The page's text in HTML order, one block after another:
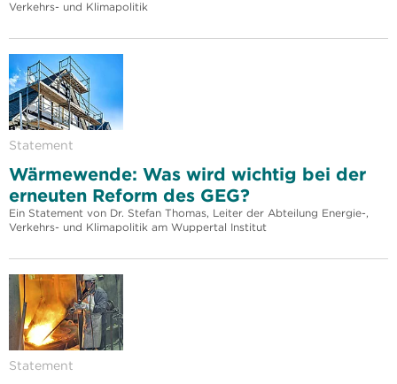
Verkehrs- und Klimapolitik
Statement
Wärmewende: Was wird wichtig bei der
erneuten Reform des GEG?
Ein Statement von Dr. Stefan Thomas, Leiter der Abteilung Energie-,
Verkehrs- und Klimapolitik am Wuppertal Institut
Statement